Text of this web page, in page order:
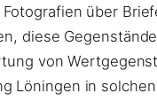
über
diese
von
Löningen in